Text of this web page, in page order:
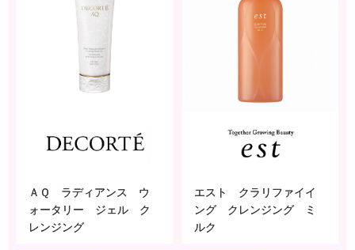
ＡＱ ラディアンス ウ
ォータリー ジェル ク
レンジング
エスト クラリファイイ
ング クレンジング ミ
ルク